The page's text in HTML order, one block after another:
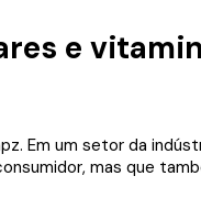
e
Em um setor da
mas que